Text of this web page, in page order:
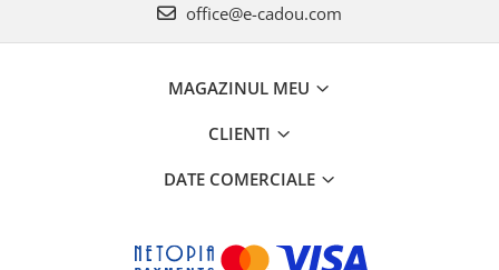
office@e-cadou.com
MAGAZINUL MEU
CLIENTI
DATE COMERCIALE